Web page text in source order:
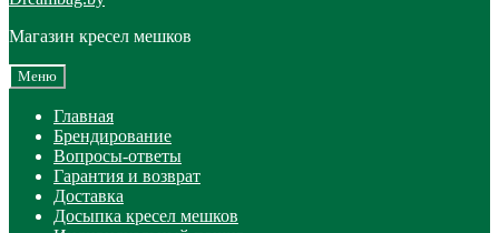
Магазин кресел мешков
Меню
Главная
Брендирование
Вопросы-ответы
Гарантия и возврат
Доставка
Досыпка кресел мешков